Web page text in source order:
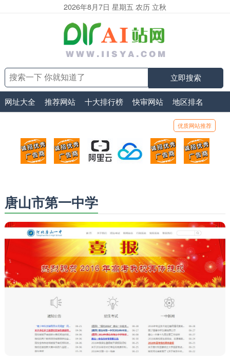
2026年8月7日 星期五 农历 立秋
立即搜索
网址大全 推荐网站 十大排行榜 快审网站 地区排名
优质网站推荐
顶部广告位1
广告位招商_广告位待售
顶部广告位2
广告位招商_广告位待售
阿里云
打折活动、99元/年
腾讯云
优惠打折，99元/年
顶部广告位5
广告位招商_
唐山市第一中学